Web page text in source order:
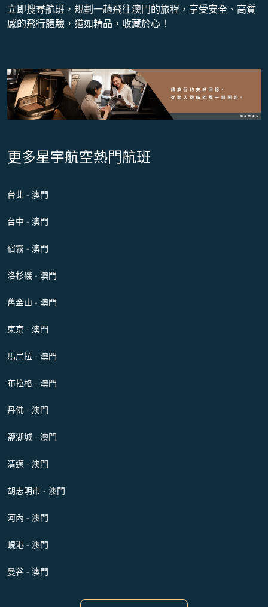
立即搜尋航班，規劃一趟飛往澳門的旅程，享受安全、高質
感的飛行體驗，猶如精品，收藏於心！
更多星宇航空熱門航班
台北 - 澳門
台中 - 澳門
宿霧 - 澳門
洛杉磯 - 澳門
舊金山 - 澳門
東京 - 澳門
馬尼拉 - 澳門
布拉格 - 澳門
丹佛 - 澳門
鹽湖城 - 澳門
清邁 - 澳門
胡志明市 - 澳門
河內 - 澳門
峴港 - 澳門
曼谷 - 澳門